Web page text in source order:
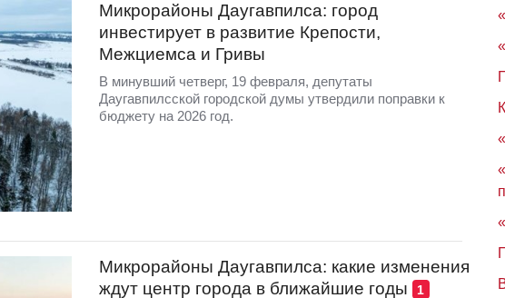
Микрорайоны Даугавпилса: город
инвестирует в развитие Крепости,
Межциемса и Гривы
В минувший четверг, 19 февраля, депутаты
Даугавпилсской городской думы утвердили поправки к
бюджету на 2026 год.
Микрорайоны Даугавпилса: какие изменения
ждут центр города в ближайшие годы
1